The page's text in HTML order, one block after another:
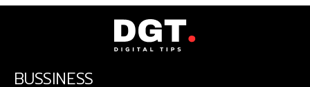
BUSSINESS